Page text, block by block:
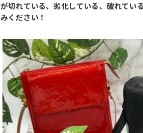
が切れている、劣化している、破れてい
みください！